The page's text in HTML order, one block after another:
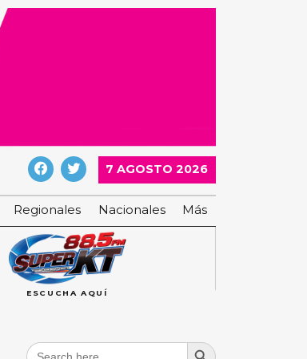
7 AGOSTO 2026
Regionales Nacionales Más
ESCUCHA AQUÍ
Search
Search Button